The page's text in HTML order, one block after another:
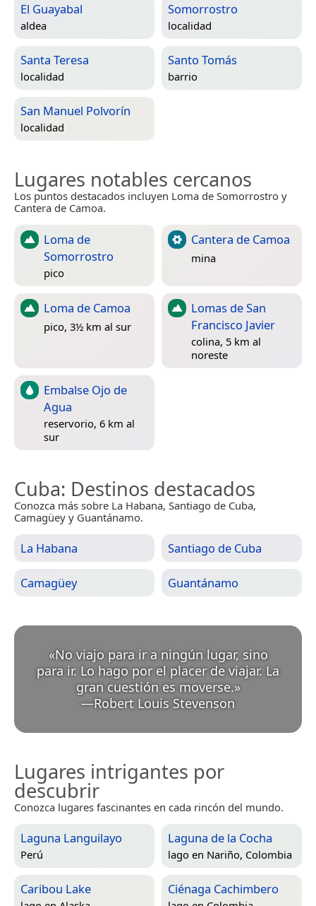
El Guayabal
aldea
Somorrostro
localidad
Santa Teresa
localidad
Santo Tomás
barrio
San Manuel Polvorín
localidad
Lugares notables cercanos
Los puntos destacados incluyen Loma de Somorrostro y
Cantera de Camoa.
Loma de
Somorrostro
pico
Cantera de Camoa
mina
Loma de Camoa
pico, 3½ km al sur
Lomas de San
Francisco Javier
colina, 5 km al
noreste
Embalse Ojo de
Agua
reservorio, 6 km al
sur
Cuba: Destinos destacados
Conozca más sobre La Habana, Santiago de Cuba,
Camagüey y Guantánamo.
La Habana Santiago de Cuba
Camagüey Guantánamo
«No viajo para ir a ningún lugar, sino
para ir. Lo hago por el placer de viajar. La
gran cuestión es moverse. »
—Robert Louis Stevenson
Lugares intrigantes por
descubrir
Conozca lugares fascinantes en cada rincón del mundo.
Laguna Languilayo
Perú
Laguna de la Cocha
lago en Nariño, Colombia
Caribou Lake Ciénaga Cachimbero